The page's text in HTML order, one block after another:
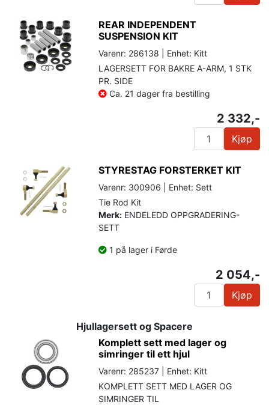
REAR INDEPENDENT
SUSPENSION KIT
Varenr: 286138 | Enhet: Kitt
LAGERSETT FOR BAKRE A-ARM, 1 STK
PR. SIDE
Ca. 21 dager fra bestilling
2 332,-
Kjøp
STYRESTAG FORSTERKET KIT
Varenr: 300906 | Enhet: Sett
Tie Rod Kit
Merk: ENDELEDD OPPGRADERING-
SETT
1 på lager i Førde
2 054,-
Kjøp
Hjullagersett og Spacere
Komplett sett med lager og
simringer til ett hjul
Varenr: 285237 | Enhet: Kitt
KOMPLETT SETT MED LAGER OG
SIMRINGER TIL